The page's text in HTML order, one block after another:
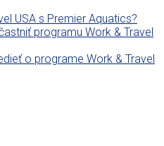
USA s Premier Aquatics?
programu Work & Travel
o programe Work & Travel